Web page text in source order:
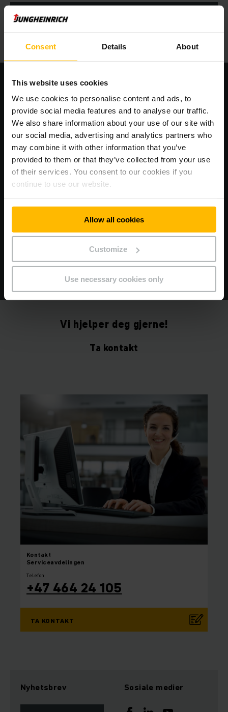
Consent Details About
This website uses cookies
We use cookies to personalise content and ads, to
provide social media features and to analyse our traffic.
We also share information about your use of our site with
our social media, advertising and analytics partners who
may combine it with other information that you’ve
provided to them or that they’ve collected from your use
of their services. You consent to our cookies if you
continue to use our website.
Allow all cookies
Customize
Use necessary cookies only
LES MER
Registrer deg nå og dra nytte av korte
MER INFO
Vi hjelper deg gjerne!
Ta kontakt
Kontakt
Serviceavdelingen
Telefon
+47 464 24 105
TA KONTAKT
Nyhetsbrev Sosiale medier